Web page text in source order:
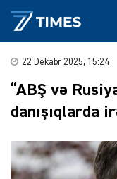
22 Dekabr 2025, 15:24
“ABŞ və
danışıqlarda